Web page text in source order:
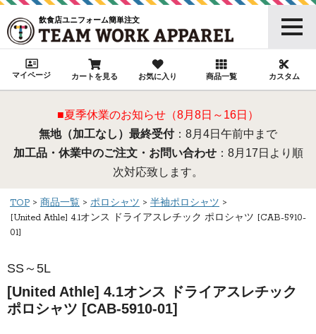
飲食店ユニフォーム簡単注文
マイページ カートを見る お気に入り 商品一覧 カスタム
■夏季休業のお知らせ（8月8日～16日）
無地（加工なし）最終受付：8月4日午前中まで
加工品・休業中のご注文・お問い合わせ：8月17日より順
次対応致します。
TOP 商品一覧 ポロシャツ
半袖ポロシャツ
[United Athle] 4.1オンス ドライアスレチック ポロシャツ [CAB-5910-
01]
SS～5L
[United Athle] 4.1オンス ドライアスレチック
ポロシャツ [CAB-5910-01]